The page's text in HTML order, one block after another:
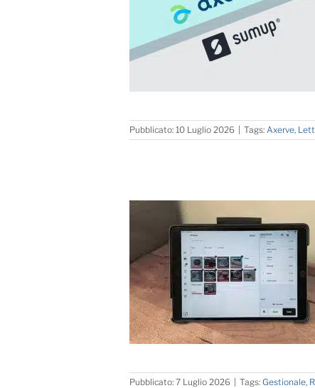
Pubblicato: 10 Luglio 2026 Tags: Axerve,
Pubblicato: 7 Luglio 2026 Tags: Gestionale,